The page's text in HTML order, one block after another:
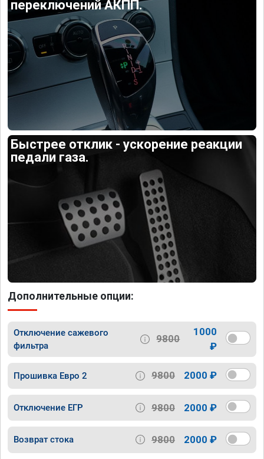
переключений АКПП.
Быстрее отклик - ускорение реакции
педали газа.
Дополнительные опции:
Отключение сажевого
фильтра
9800
1000
₽
Прошивка Евро 2 9800 2000 ₽
Отключение ЕГР 9800 2000 ₽
Возврат стока 9800 2000 ₽